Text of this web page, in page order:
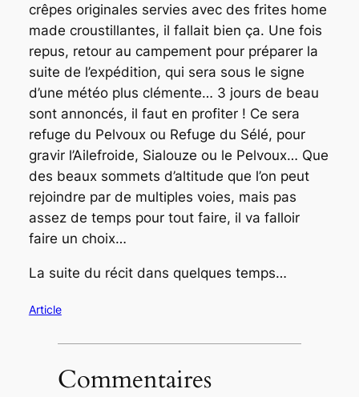
crêpes originales servies avec des frites home
made croustillantes, il fallait bien ça. Une fois
repus, retour au campement pour préparer la
suite de l’expédition, qui sera sous le signe
d’une météo plus clémente… 3 jours de beau
sont annoncés, il faut en profiter ! Ce sera
refuge du Pelvoux ou Refuge du Sélé, pour
gravir l’Ailefroide, Sialouze ou le Pelvoux… Que
des beaux sommets d’altitude que l’on peut
rejoindre par de multiples voies, mais pas
assez de temps pour tout faire, il va falloir
faire un choix…
La suite du récit dans quelques temps…
Article
Commentaires